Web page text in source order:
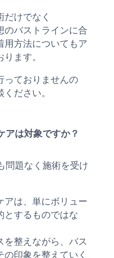
だけでなく
のバストラインに合
用方法についてもア
ます。
っておりませんの
ださい。
アは対象ですか？
問題なく施術を受け
アは、単にボリュー
とするものではな
を整えながら、バス
の印象を整えていく